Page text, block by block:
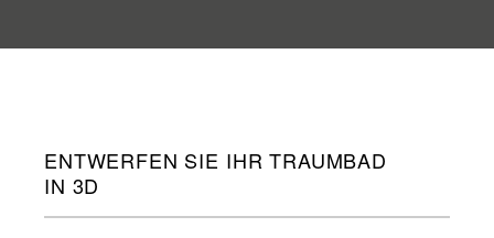
ENTWERFEN SIE IHR TRAUMBAD
IN 3D